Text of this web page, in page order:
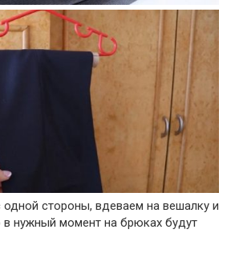
одной стороны, вдеваем на вешалку и
в нужный момент на брюках будут